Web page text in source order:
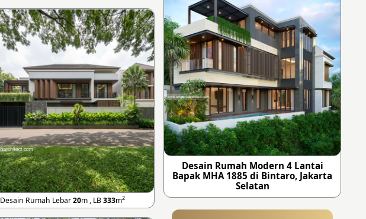
Desain Rumah Lebar20m , LB333m2
Desain Rumah Modern 4 Lantai
Bapak MHA 1885 di Bintaro, Jakarta
Selatan